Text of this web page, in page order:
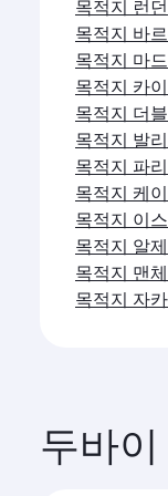
목적지 런던
목적지 바
목적지 마
목적지 카
목적지 더
목적지 발
목적지 파리
목적지 케
목적지 이
목적지 알제
목적지 맨
목적지 자
두바